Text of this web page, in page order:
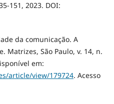
151, 2023. DOI:
da comunicação. A
Matrizes, São Paulo, v. 14, n.
em:
article/view/179724. Acesso